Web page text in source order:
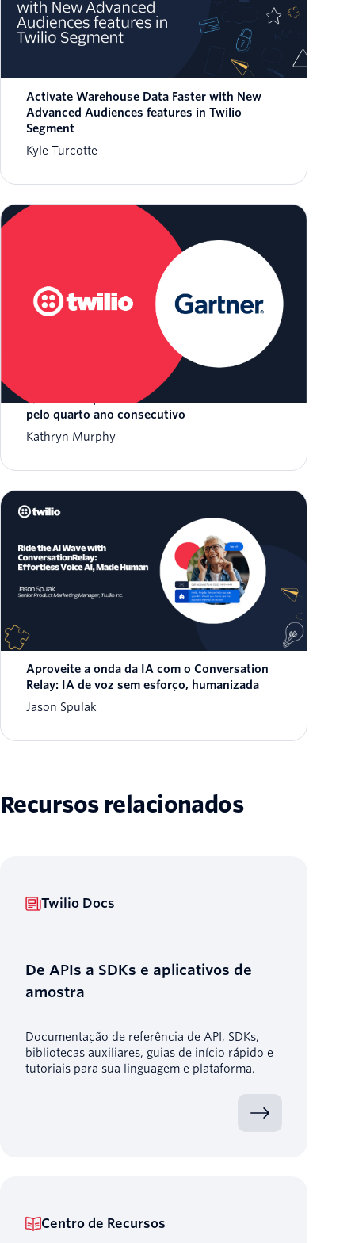
Activate Warehouse Data Faster with New
Advanced Audiences features in Twilio
Segment
Kyle Turcotte
A Twilio é considerada Líder no Magic
Quadrant™ para CPaaS do Gartner® de 2026
pelo quarto ano consecutivo
Kathryn Murphy
Aproveite a onda da IA ​​com o Conversation
Relay: IA de voz sem esforço, humanizada
Jason Spulak
Recursos relacionados
Twilio Docs
De APIs a SDKs e aplicativos de
amostra
Documentação de referência de API, SDKs,
bibliotecas auxiliares, guias de início rápido e
tutoriais para sua linguagem e plataforma.
Centro de Recursos